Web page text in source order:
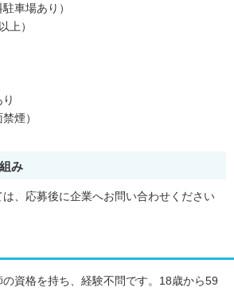
車場あり）
上）
煙）
み
、応募後に企業へお問い合わせください
資格を持ち、経験不問です。18歳から59